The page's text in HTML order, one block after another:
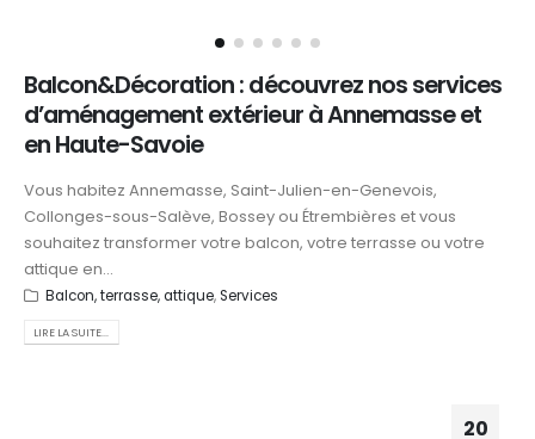
Balcon&Décoration : découvrez nos services
d’aménagement extérieur à Annemasse et
en Haute-Savoie
Vous habitez Annemasse, Saint-Julien-en-Genevois,
Collonges-sous-Salève, Bossey ou Étrembières et vous
souhaitez transformer votre balcon, votre terrasse ou votre
attique en...
Balcon, terrasse, attique,Services
LIRE LA SUITE...
20